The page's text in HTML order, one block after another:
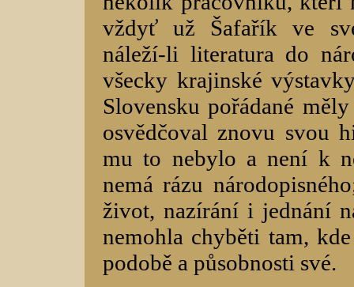
vždyť už Šafařík ve
náleží-li literatura do
všecky krajinské
Slovensku pořádané
osvědčoval znovu svou
mu to nebylo a není k
nemá rázu
život, nazírání i jednání
nemohla chyběti tam,
podobě a působnosti své.